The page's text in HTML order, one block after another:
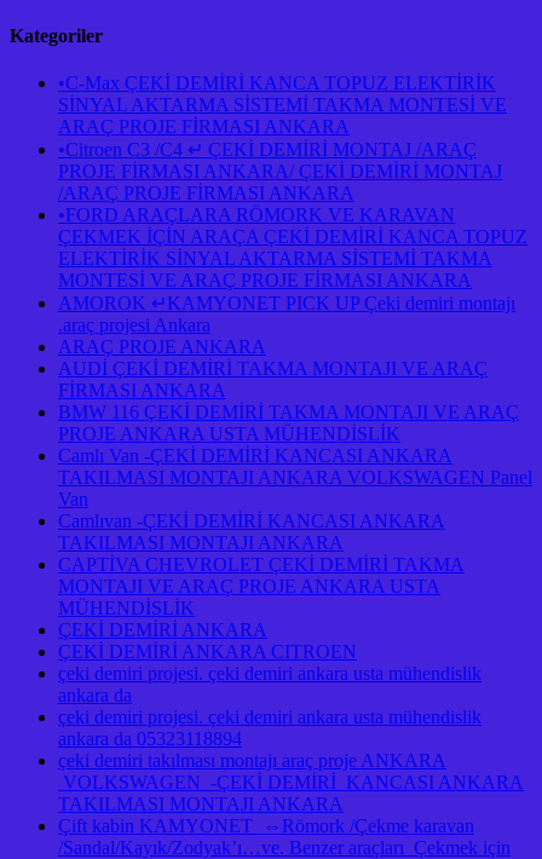
Kategoriler
•C-Max ÇEKİ DEMİRİ KANCA TOPUZ ELEKTİRİK
SİNYAL AKTARMA SİSTEMİ TAKMA MONTESİ VE
ARAÇ PROJE FİRMASI ANKARA
•Citroen C3 /C4 ↵ ÇEKİ DEMİRİ MONTAJ /ARAÇ
PROJE FİRMASI ANKARA/ ÇEKİ DEMİRİ MONTAJ
/ARAÇ PROJE FİRMASI ANKARA
•FORD ARAÇLARA RÖMORK VE KARAVAN
ÇEKMEK İÇİN ARAÇA ÇEKİ DEMİRİ KANCA TOPUZ
ELEKTİRİK SİNYAL AKTARMA SİSTEMİ TAKMA
MONTESİ VE ARAÇ PROJE FİRMASI ANKARA
AMOROK ↵KAMYONET PICK UP Çeki demiri montajı
.araç projesi Ankara
ARAÇ PROJE ANKARA
AUDİ ÇEKİ DEMİRİ TAKMA MONTAJI VE ARAÇ
FİRMASI ANKARA
BMW 116 ÇEKİ DEMİRİ TAKMA MONTAJI VE ARAÇ
PROJE ANKARA USTA MÜHENDİSLİK
Camlı Van -ÇEKİ DEMİRİ KANCASI ANKARA
TAKILMASI MONTAJI ANKARA VOLKSWAGEN Panel
Van
Camlıvan -ÇEKİ DEMİRİ KANCASI ANKARA
TAKILMASI MONTAJI ANKARA
CAPTİVA CHEVROLET ÇEKİ DEMİRİ TAKMA
MONTAJI VE ARAÇ PROJE ANKARA USTA
MÜHENDİSLİK
ÇEKİ DEMİRİ ANKARA
ÇEKİ DEMİRİ ANKARA CITROEN
çeki demiri projesi. çeki demiri ankara usta mühendislik
ankara da
çeki demiri projesi. çeki demiri ankara usta mühendislik
ankara da 05323118894
çeki demiri takılması montajı araç proje ANKARA
VOLKSWAGEN -ÇEKİ DEMİRİ KANCASI ANKARA
TAKILMASI MONTAJI ANKARA
Çift kabin KAMYONET ⇔Römork /Çekme karavan
/Sandal/Kayık/Zodyak’ı…ve. Benzer araçları Çekmek için